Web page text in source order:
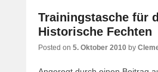
Trainingstasche für
Historische Fechten
Posted on 5. Oktober 2010 by